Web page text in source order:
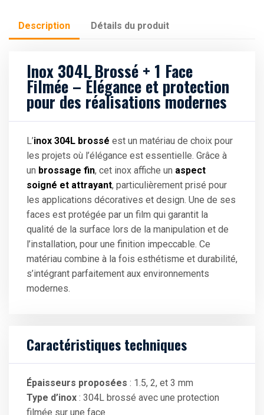
Description Détails du produit
Inox 304L Brossé + 1 Face
Filmée – Élégance et protection
pour des réalisations modernes
L’inox 304L brossé est un matériau de choix pour
les projets où l’élégance est essentielle. Grâce à
un brossage fin, cet inox affiche un aspect
soigné et attrayant, particulièrement prisé pour
les applications décoratives et design. Une de ses
faces est protégée par un film qui garantit la
qualité de la surface lors de la manipulation et de
l’installation, pour une finition impeccable. Ce
matériau combine à la fois esthétisme et durabilité,
s’intégrant parfaitement aux environnements
modernes.
Caractéristiques techniques
Épaisseurs proposées : 1.5, 2, et 3 mm
Type d’inox : 304L brossé avec une protection
filmée sur une face